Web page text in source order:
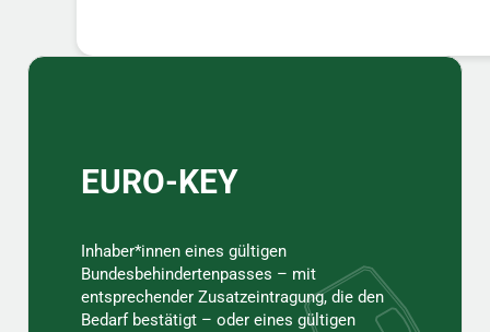
Sidebar
EURO-KEY
Inhaber*innen eines gültigen
Bundesbehindertenpasses – mit
entsprechender Zusatzeintragung, die den
Bedarf bestätigt – oder eines gültigen